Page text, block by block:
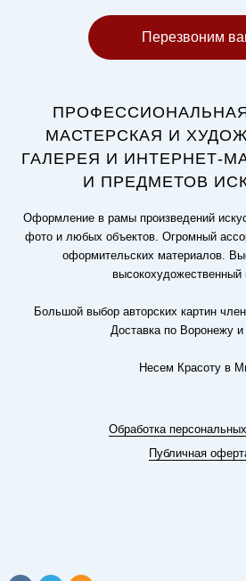
Перезвоним
МАСТЕРСКАЯ И
ГАЛЕРЕЯ И ИНТЕРНЕТ-
И ПРЕДМЕТОВ
Оформление в рамы произведений
фото и любых объектов. Огромный
оформительских материалов.
высокохудожественный
Большой выбор авторских картин
Доставка по Воронежу и
Несем Красоту в
Обработка
Публичная